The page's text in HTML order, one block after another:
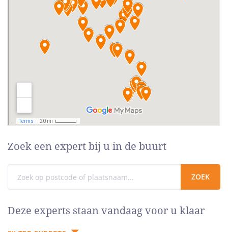
Zoek een expert bij u in de buurt
Deze experts staan vandaag voor u klaar